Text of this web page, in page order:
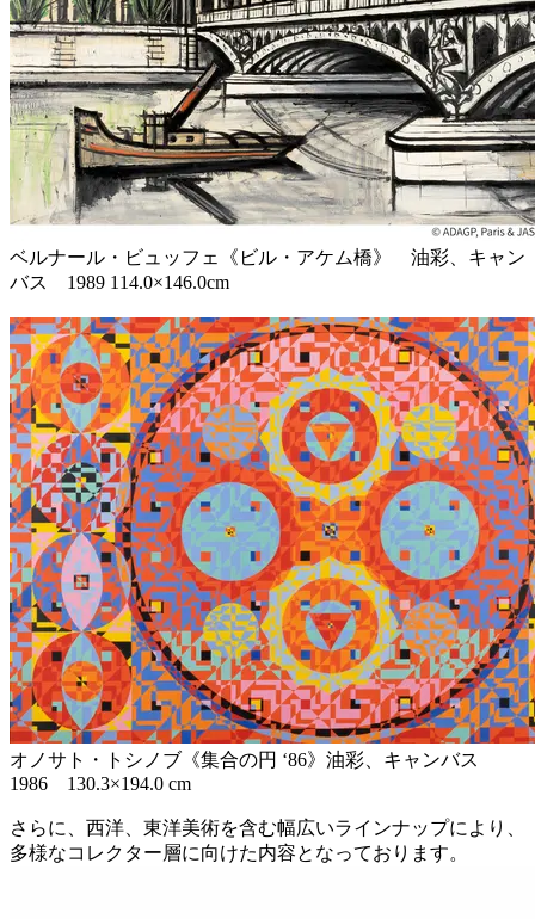
ベルナール・ビュッフェ《ビル・アケム橋》 油彩、キャン
バス 1989 114.0×146.0cm
オノサト・トシノブ《集合の円 ‘86》油彩、キャンバス
1986 130.3×194.0 cm
さらに、西洋、東洋美術を含む幅広いラインナップにより、
多様なコレクター層に向けた内容となっております。